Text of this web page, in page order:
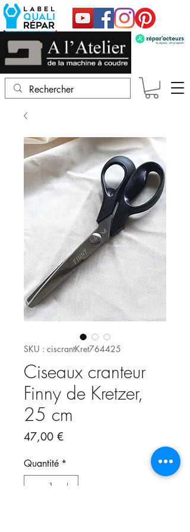
SKU : ciscrantKret764425
Ciseaux cranteur
Finny de Kretzer,
25 cm
47,00 €Prix
Quantité *